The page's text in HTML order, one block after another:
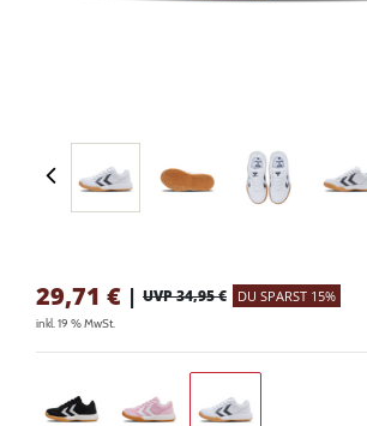
29,71 € | UVP 34,95 € DU SPARST 15%
inkl. 19 % MwSt.